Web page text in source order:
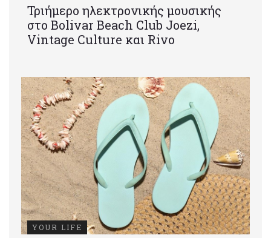
Τριήμερο ηλεκτρονικής μουσικής
στο Bolivar Beach Club Joezi,
Vintage Culture και Rivo
YOUR LIFE